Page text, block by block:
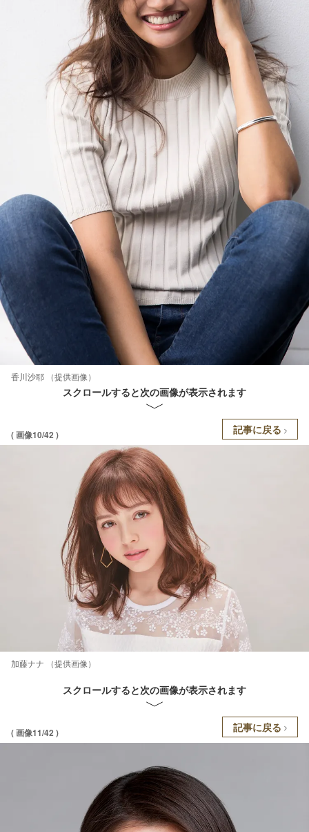
香川沙耶 （提供画像）
スクロールすると次の画像が表示されます
( 画像10/42 ) 記事に戻る
加藤ナナ （提供画像）
スクロールすると次の画像が表示されます
( 画像11/42 ) 記事に戻る